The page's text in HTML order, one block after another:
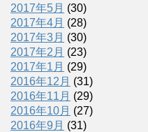
2017年5月 (30)
2017年4月 (28)
2017年3月 (30)
2017年2月 (23)
2017年1月 (29)
2016年12月 (31)
2016年11月 (29)
2016年10月 (27)
2016年9月 (31)